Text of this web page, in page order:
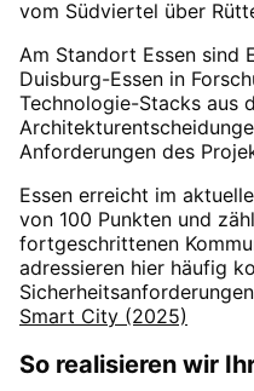
vom Südviertel über
Am Standort Essen sind
Duisburg-Essen in
Technologie-Stacks aus
Anforderungen des
Essen erreicht im
von 100 Punkten und
fortgeschrittenen
adressieren hier häufig
Smart City (2025)
So realisieren wir